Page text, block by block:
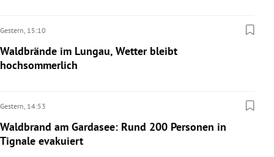
Gestern, 15:10
Waldbrände im Lungau, Wetter bleibt
hochsommerlich
Gestern, 14:53
Waldbrand am Gardasee: Rund 200 Personen in
Tignale evakuiert